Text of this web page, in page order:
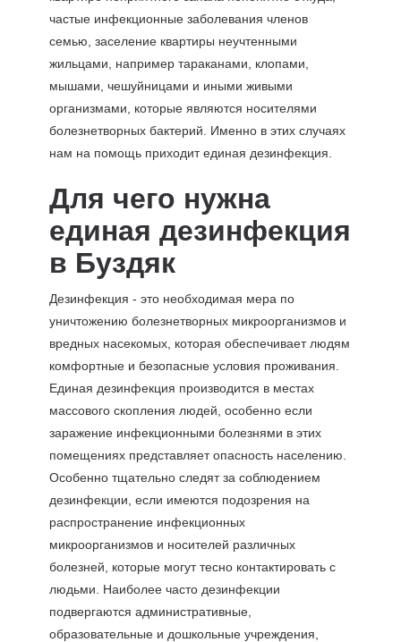
частые инфекционные заболевания членов
семью, заселение квартиры неучтенными
жильцами, например тараканами, клопами,
мышами, чешуйницами и иными живыми
организмами, которые являются носителями
болезнетворных бактерий. Именно в этих случаях
нам на помощь приходит единая дезинфекция.
Для чего нужна
единая дезинфекция
в Буздяк
Дезинфекция - это необходимая мера по
уничтожению болезнетворных микроорганизмов и
вредных насекомых, которая обеспечивает людям
комфортные и безопасные условия проживания.
Единая дезинфекция производится в местах
массового скопления людей, особенно если
заражение инфекционными болезнями в этих
помещениях представляет опасность населению.
Особенно тщательно следят за соблюдением
дезинфекции, если имеются подозрения на
распространение инфекционных
микроорганизмов и носителей различных
болезней, которые могут тесно контактировать с
людьми. Наиболее часто дезинфекции
подвергаются административные,
образовательные и дошкольные учреждения,